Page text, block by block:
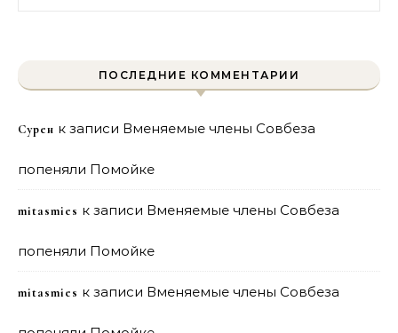
ПОСЛЕДНИЕ КОММЕНТАРИИ
Сурен к записи Вменяемые члены Совбеза
попеняли Помойке
mitasmies к записи Вменяемые члены Совбеза
попеняли Помойке
mitasmies к записи Вменяемые члены Совбеза